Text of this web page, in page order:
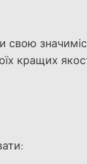
свою
кращих